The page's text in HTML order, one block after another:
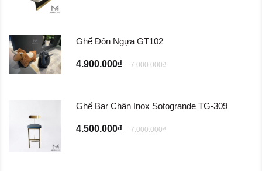
Ghế Đôn Ngựa GT102
4.900.000₫ 7.000.000₫
Ghế Bar Chân Inox Sotogrande TG-309
4.500.000₫ 7.000.000₫